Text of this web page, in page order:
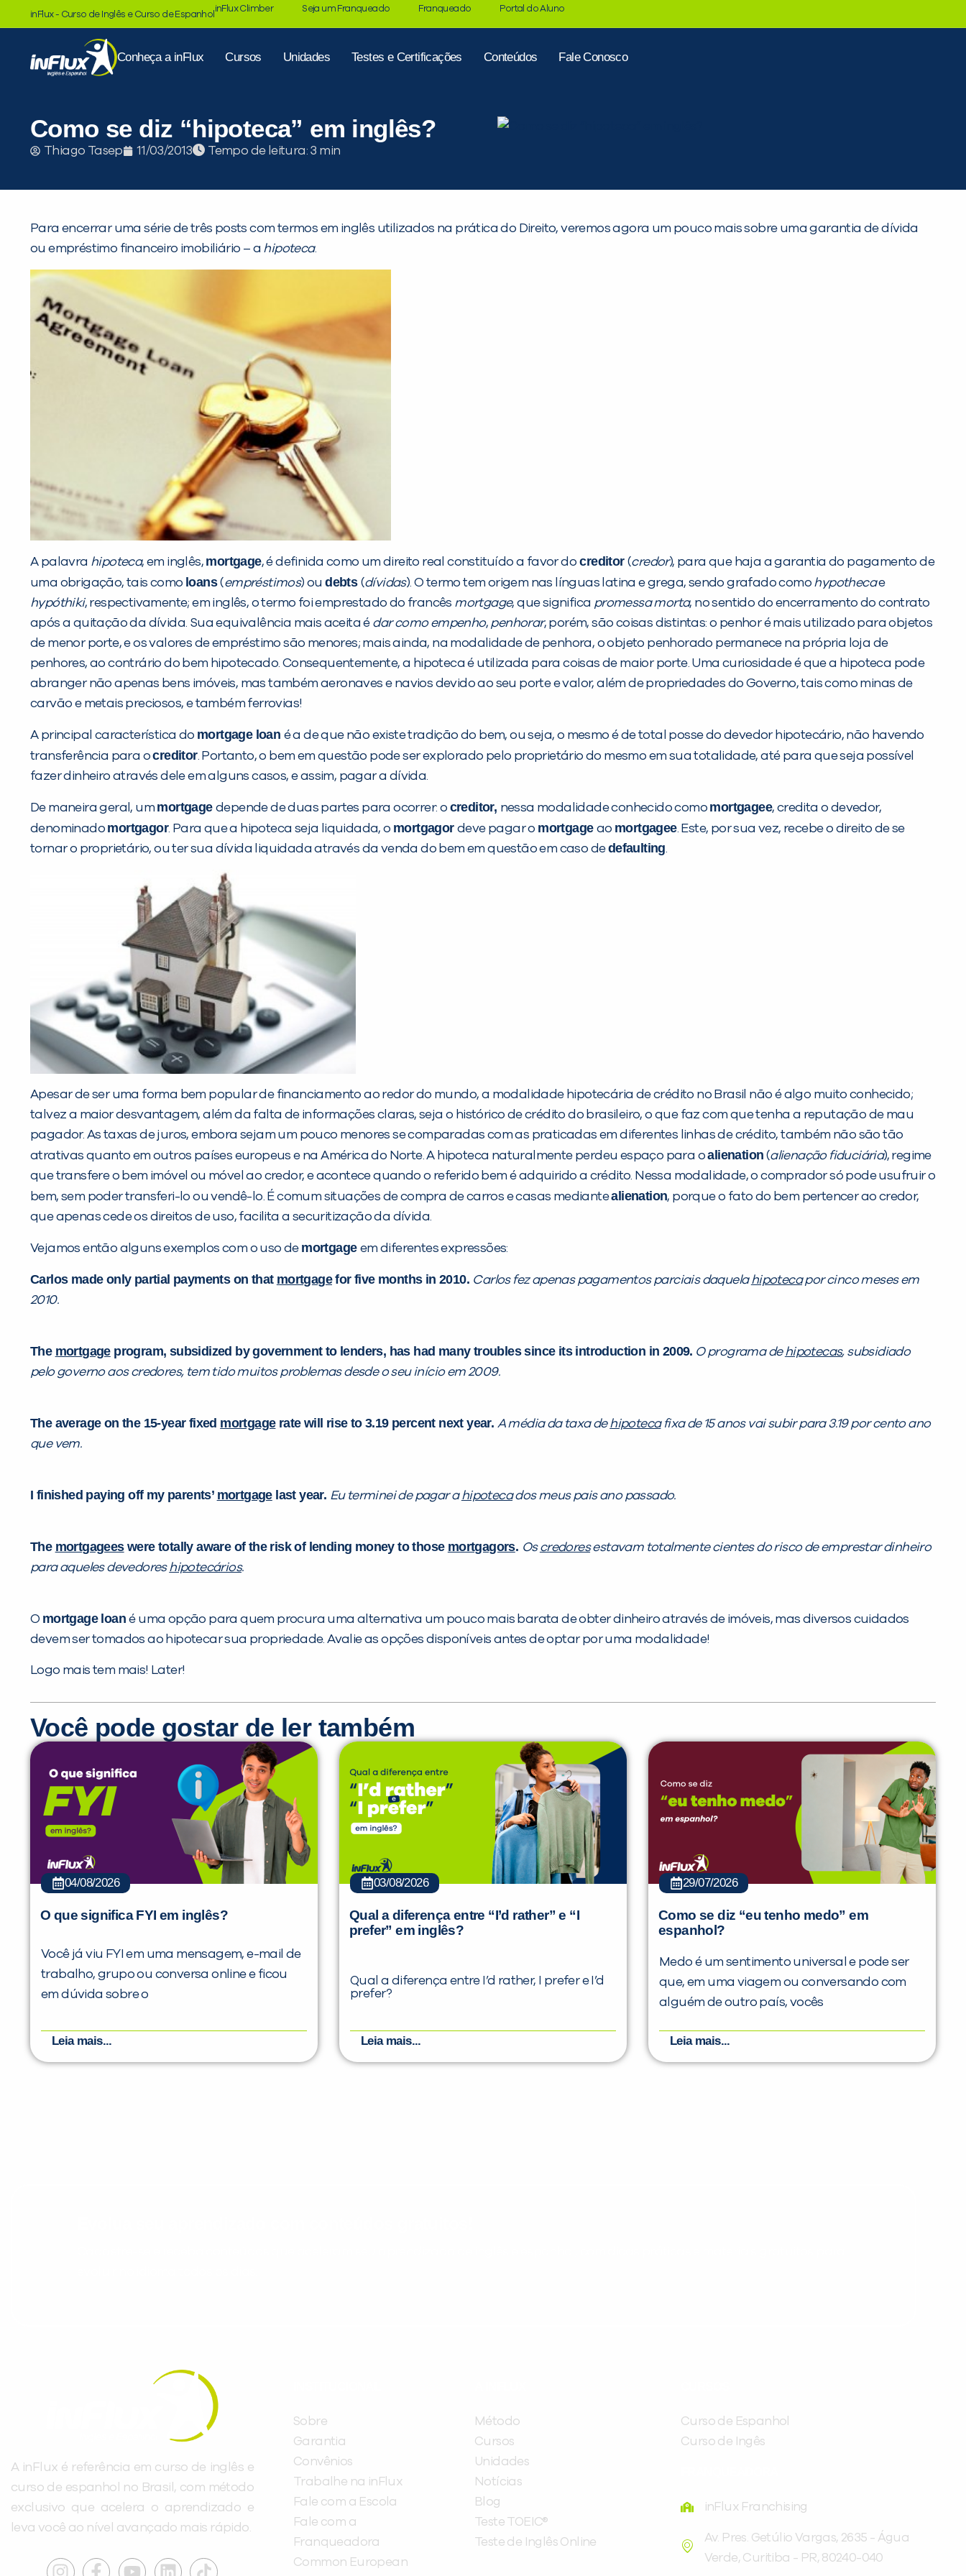
inFlux - Curso de Inglês e Curso de Espanhol
inFlux Climber Seja um Franqueado Franqueado Portal do Aluno
Conheça a inFlux Cursos Unidades Testes e Certificações Conteúdos Fale Conosco
Como se diz “hipoteca” em inglês?
Thiago Tasep 11/03/2013 Tempo de leitura:
Para encerrar uma série de três posts com termos em inglês utilizados na prática do Direito, veremos agora um pouco mais sobre uma garantia de dívida
ou empréstimo financeiro imobiliário – a hipoteca.
A palavra hipoteca, em inglês, mortgage, é definida como um direito real constituído a favor do creditor(credor), para que haja a garantia do pagamento de
uma obrigação, tais como loans(empréstimos) oudebts (dívidas). O termo tem origem nas línguas latina e grega, sendo grafado como hypothecae
hypóthiki, respectivamente; em inglês, o termo foi emprestado do francês mortgage, que significa promessa morta, no sentido do encerramento do contrato
após a quitação da dívida. Sua equivalência mais aceita é dar como empenho, penhorar, porém, são coisas distintas: o penhor é mais utilizado para objetos
de menor porte, e os valores de empréstimo são menores; mais ainda, na modalidade de penhora, o objeto penhorado permanece na própria loja de
penhores, ao contrário do bem hipotecado. Consequentemente, a hipoteca é utilizada para coisas de maior porte. Uma curiosidade é que a hipoteca pode
abranger não apenas bens imóveis, mas também aeronaves e navios devido ao seu porte e valor, além de propriedades do Governo, tais como minas de
carvão e metais preciosos, e também ferrovias!
A principal característica do mortgage loan é a de que não existe tradição do bem, ou seja, o mesmo é de total posse do devedor hipotecário, não havendo
transferência para ocreditor. Portanto, o bem em questão pode ser explorado pelo proprietário do mesmo em sua totalidade, até para que seja possível
fazer dinheiro através dele em alguns casos, e assim, pagar a dívida.
De maneira geral, um mortgagedepende de duas partes para ocorrer: o creditor, nessa modalidade conhecido como mortgagee, credita o devedor,
denominado mortgagor. Para que a hipoteca seja liquidada, o mortgagordeve pagar o mortgage ao mortgagee. Este, por sua vez, recebe o direito de se
tornar o proprietário, ou ter sua dívida liquidada através da venda do bem em questão em caso dedefaulting.
Apesar de ser uma forma bem popular de financiamento ao redor do mundo, a modalidade hipotecária de crédito no Brasil não é algo muito conhecido;
talvez a maior desvantagem, além da falta de informações claras, seja o histórico de crédito do brasileiro, o que faz com que tenha a reputação de mau
pagador. As taxas de juros, embora sejam um pouco menores se comparadas com as praticadas em diferentes linhas de crédito, também não são tão
atrativas quanto em outros países europeus e na América do Norte. A hipoteca naturalmente perdeu espaço para oalienation (alienação fiduciária), regime
que transfere o bem imóvel ou móvel ao credor, e acontece quando o referido bem é adquirido a crédito. Nessa modalidade, o comprador só pode usufruir o
bem, sem poder transferi-lo ou vendê-lo. É comum situações de compra de carros e casas mediantealienation, porque o fato do bem pertencer ao credor,
que apenas cede os direitos de uso, facilita a securitização da dívida.
Vejamos então alguns exemplos com o uso de mortgage em diferentes expressões:
Carlos made only partial payments on that mortgagefor five months in 2010. Carlos fez apenas pagamentos parciais daquela hipotecapor cinco meses em
2010.
The mortgageprogram, subsidized by government to lenders, has had many troubles since its introduction in 2009. O programa de hipotecas, subsidiado
pelo governo aos credores, tem tido muitos problemas desde o seu início em 2009.
The average on the 15-year fixed mortgagerate will rise to 3.19 percent next year. A média da taxa de hipotecafixa de 15 anos vai subir para 3.19 por cento ano
que vem.
I finished paying off my parents’ mortgagelast year. Eu terminei de pagar a hipotecados meus pais ano passado.
The mortgageeswere totally aware of the risk of lending money to those mortgagors. Oscredoresestavam totalmente cientes do risco de emprestar dinheiro
para aqueles devedores hipotecários.
O mortgage loané uma opção para quem procura uma alternativa um pouco mais barata de obter dinheiro através de imóveis, mas diversos cuidados
devem ser tomados ao hipotecar sua propriedade. Avalie as opções disponíveis antes de optar por uma modalidade!
Logo mais tem mais! Later!
Você pode gostar de ler também
04/08/2026
O que significa FYI em inglês?
Você já viu FYI em uma mensagem, e-mail de
trabalho, grupo ou conversa online e ficou
em dúvida sobre o
Leia mais...
03/08/2026
Qual a diferença entre “I’d rather” e “I
prefer” em inglês?
Qual a diferença entre I’d rather, I prefer e I’d
prefer?
Leia mais...
29/07/2026
Como se diz “eu tenho medo” em
espanhol?
Medo é um sentimento universal e pode ser
que, em uma viagem ou conversando com
alguém de outro país, vocês
Leia mais...
A inFlux é referência em curso de inglês e
curso de espanhol no Brasil, com método
exclusivo que acelera o aprendizado e
leva você ao nível avançado mais rápido.
Sobre
Garantia
Convênios
Trabalhe na inFlux
Fale com a Escola
Fale com a
Franqueadora
Common European
Método
Cursos
Unidades
Notícias
Blog
Teste TOEIC®
Teste de Inglês Online
Curso de Espanhol
Curso de Ingês
inFlux Franchising
Av. Pres. Getúlio Vargas, 2635 - Água
Verde, Curitiba - PR, 80240-040
PEÇA UMA DEMONSTRAÇÃO DE MÉTODO
Você é aluno inFlux?